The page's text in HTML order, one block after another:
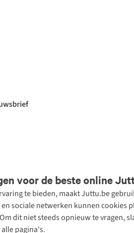
voor de beste online
te bieden, maakt Juttu.be
sociale netwerken kunnen cookies
dit niet steeds opnieuw te vragen,
pagina's.